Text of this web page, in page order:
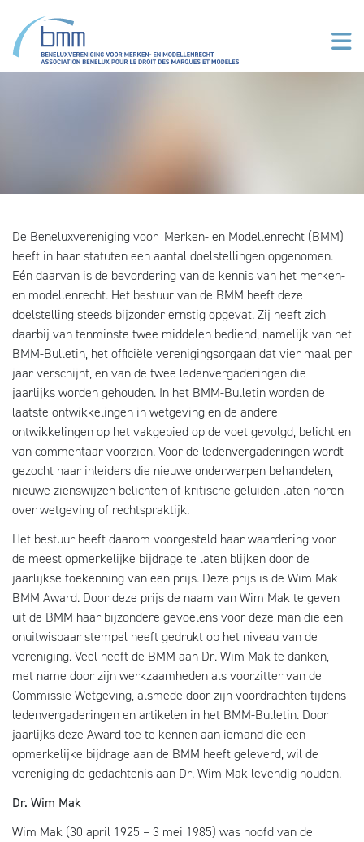
De Beneluxvereniging voor Merken- en Modellenrecht (BMM)
heeft in haar statuten een aantal doelstellingen opgenomen.
Eén daarvan is de bevordering van de kennis van het merken-
en modellenrecht. Het bestuur van de BMM heeft deze
doelstelling steeds bijzonder ernstig opgevat. Zij heeft zich
daarbij van tenminste twee middelen bediend, namelijk van het
BMM-Bulletin, het officiële verenigingsorgaan dat vier maal per
jaar verschijnt, en van de twee ledenvergaderingen die
jaarlijks worden gehouden. In het BMM-Bulletin worden de
laatste ontwikkelingen in wetgeving en de andere
ontwikkelingen op het vakgebied op de voet gevolgd, belicht en
van commentaar voorzien. Voor de ledenvergaderingen wordt
gezocht naar inleiders die nieuwe onderwerpen behandelen,
nieuwe zienswijzen belichten of kritische geluiden laten horen
over wetgeving of rechtspraktijk.
Het bestuur heeft daarom voorgesteld haar waardering voor
de meest opmerkelijke bijdrage te laten blijken door de
jaarlijkse toekenning van een prijs. Deze prijs is de Wim Mak
BMM Award. Door deze prijs de naam van Wim Mak te geven
uit de BMM haar bijzondere gevoelens voor deze man die een
onuitwisbaar stempel heeft gedrukt op het niveau van de
vereniging. Veel heeft de BMM aan Dr. Wim Mak te danken,
met name door zijn werkzaamheden als voorzitter van de
Commissie Wetgeving, alsmede door zijn voordrachten tijdens
ledenvergaderingen en artikelen in het BMM-Bulletin. Door
jaarlijks deze Award toe te kennen aan iemand die een
opmerkelijke bijdrage aan de BMM heeft geleverd, wil de
vereniging de gedachtenis aan Dr. Wim Mak levendig houden.
Dr. Wim Mak
Wim Mak (30 april 1925 – 3 mei 1985) was hoofd van de